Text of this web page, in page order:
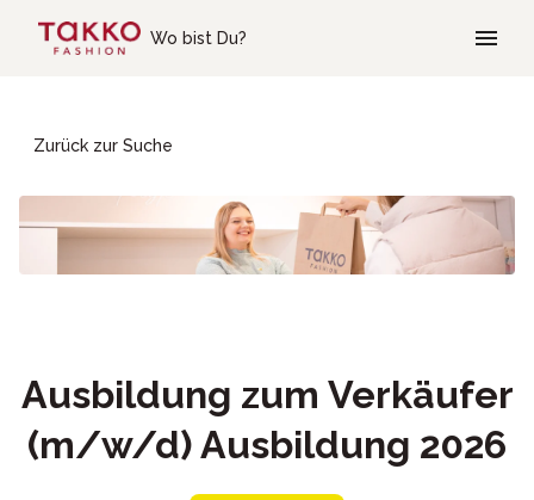
Wo bist Du?
Zurück zur Suche
Ausbildung zum Verkäufer
(m/w/d) Ausbildung 2026